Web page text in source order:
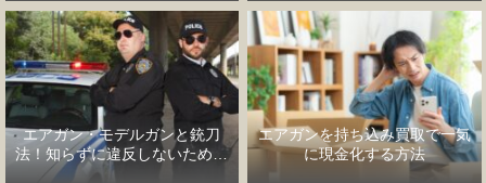
エアガン・モデルガンと銃刀
法！知らずに違反しないための
完全ガイド
エアガンを持ち込み買取で一気
に現金化する方法